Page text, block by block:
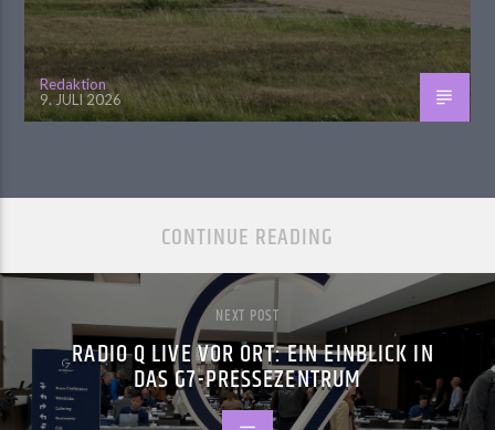
Redaktion
9. JULI 2026
CONTINUE READING
NEXT POST
RADIO Q LIVE VOR ORT: EIN EINBLICK IN
DAS G7-PRESSEZENTRUM